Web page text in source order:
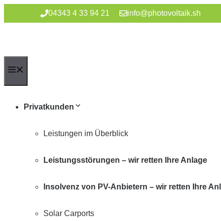
springen
04343 4 33 94 21 info@photovoltaik.sh
Privatkunden
Leistungen im Überblick
Leistungsstörungen – wir retten Ihre Anlage
Insolvenz von PV-Anbietern – wir retten Ihre
Solar Carports